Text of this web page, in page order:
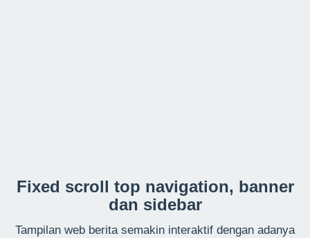
Fixed scroll top navigation, banner
dan sidebar
Tampilan web berita semakin interaktif dengan adanya